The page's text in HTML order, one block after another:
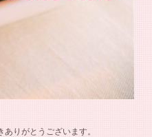
りがとうございます。